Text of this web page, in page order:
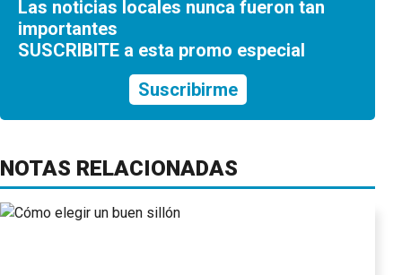
Las noticias locales nunca fueron tan
importantes
SUSCRIBITE a esta promo especial
Suscribirme
NOTAS RELACIONADAS